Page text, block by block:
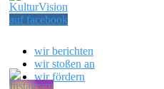
wir berichten
wir stoßen an
wir fördern